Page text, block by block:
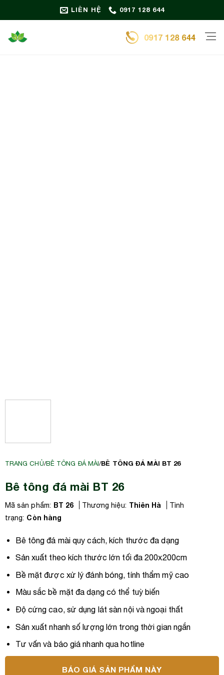
qua
dung
LIÊN HỆ 0917 128 644
0917 128 644
TRANG CHỦ/BÊ TÔNG ĐÁ MÀI/BÊ TÔNG ĐÁ MÀI BT 26
Bê tông đá mài BT 26
Mã sản phẩm: BT 26 Thương hiệu: Thiên Hà
Tình
trạng: Còn hàng
Bê tông đá mài quy cách, kích thước đa dạng
Sản xuất theo kích thước lớn tối đa 200x200cm
Bề mặt được xử lý đánh bóng, tính thẩm mỹ cao
Màu sắc bề mặt đa dạng có thể tuỳ biến
Độ cứng cao, sử dụng lát sàn nội và ngoại thất
Sản xuất nhanh số lượng lớn trong thời gian ngắn
Tư vấn và báo giá nhanh qua hotline
BÁO GIÁ SẢN PHẨM NÀY